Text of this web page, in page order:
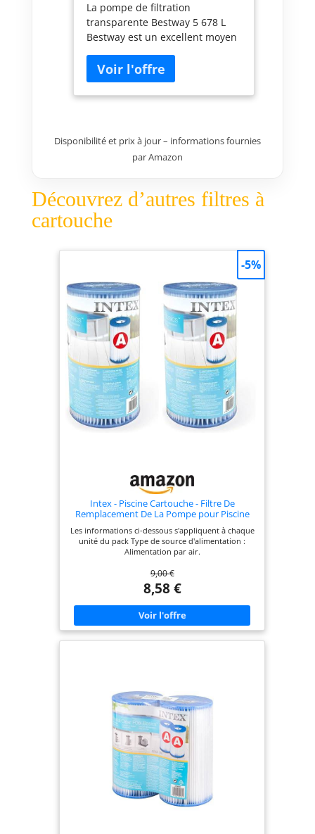
La pompe de filtration
transparente Bestway 5 678 L
Bestway est un excellent moyen
de garder l’eau de sa piscine
étincelante pendant les mois
d’été Facile à raccorder
(adaptateurs fournis) et à
(cartouches de filtration de type
Disponibilité et prix à jour – informations fournies
par Amazon
Découvrez d’autres filtres à
cartouche
Intex - Piscine Cartouche - Filtre De
Remplacement De La Pompe pour Piscine
Les informations ci-dessous s'appliquent à chaque
unité du pack Type de source d'alimentation :
Alimentation par air.
9,00 €
8,58 €
-5%